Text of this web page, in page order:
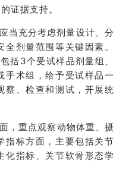
证据支持。
当充分考虑剂量设计、分
剂量范围等关键因素。
括3个受试样品剂量组、
手术组，给予受试样品一
察、检查和测试，开展统
，重点观察动物体重、摄
指标方面，主要包括关节
化指标、关节软骨形态学